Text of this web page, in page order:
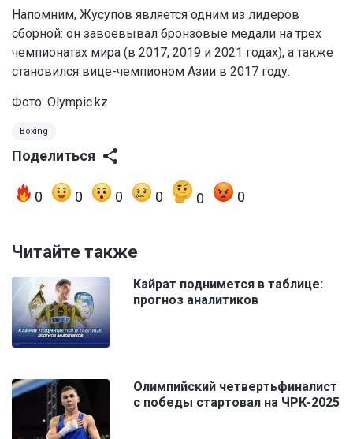
Напомним, Жусупов является одним из лидеров
сборной: он завоевывал бронзовые медали на трех
чемпионатах мира (в 2017, 2019 и 2021 годах), а также
становился вице-чемпионом Азии в 2017 году.
Фото: Olympic.kz
Boxing
Поделиться
0 0 0 0 0 0
Читайте также
Кайрат поднимется в таблице:
прогноз аналитиков
Олимпийский четвертьфиналист
с победы стартовал на ЧРК-2025